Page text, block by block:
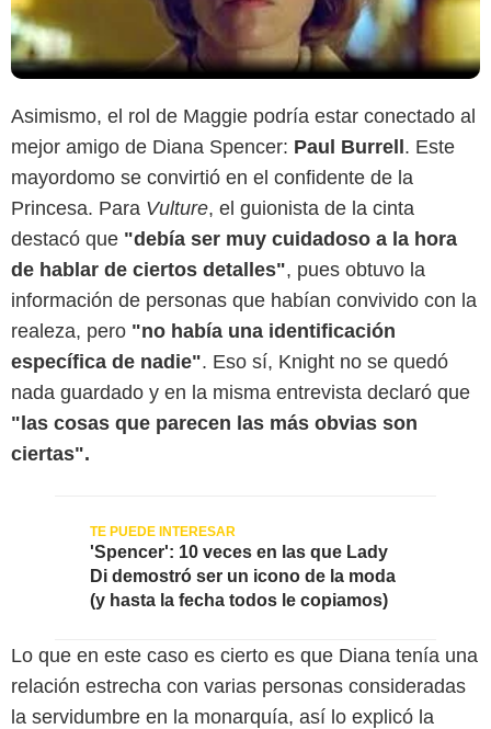
Asimismo, el rol de Maggie podría estar conectado al
mejor amigo de Diana Spencer: Paul Burrell . Este
mayordomo se convirtió en el confidente de la
Princesa. Para Vulture, el guionista de la cinta
destacó que "debía ser muy cuidadoso a la hora
de hablar de ciertos detalles", pues obtuvo la
información de personas que habían convivido con la
realeza, pero "no había una identificación
específica de nadie". Eso sí, Knight no se quedó
nada guardado y en la misma entrevista declaró que
"las cosas que parecen las más obvias son
ciertas".
'Spencer': 10 veces en las que Lady
Di demostró ser un icono de la moda
(y hasta la fecha todos le copiamos)
Lo que en este caso es cierto es que Diana tenía una
relación estrecha con varias personas consideradas
la servidumbre en la monarquía, así lo explicó la